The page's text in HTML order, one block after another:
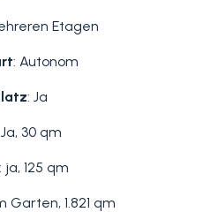
Etagen
: Autonom
: Ja
30 qm
: ja, 125 qm
Garten, 1.821 qm